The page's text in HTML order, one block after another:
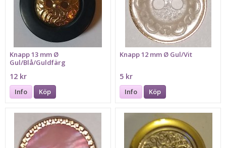
Knapp 13 mm Ø
Gul/Blå/Guldfärg
12 kr
Info Köp
Knapp 12 mm Ø Gul/Vit
5 kr
Info Köp